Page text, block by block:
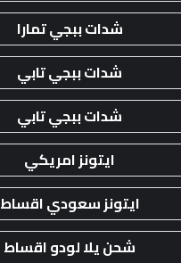
شدات ببجي تمارا
شدات ببجي تابي
شدات ببجي تابي
ايتونز امريكي
ايتونز سعودي اقساط
شحن يلا لودو اقساط